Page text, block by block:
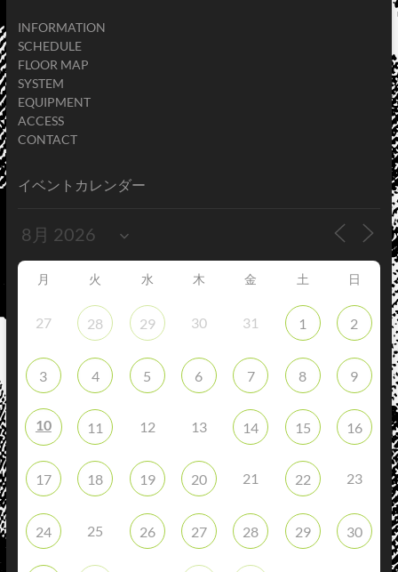
INFORMATION
SCHEDULE
FLOOR MAP
SYSTEM
EQUIPMENT
ACCESS
CONTACT
イベントカレンダー
月 火 水 木 金 土 日
27 28 29 30 31 1 2
3 4 5 6 7 8 9
10 11 12 13 14 15 16
17 18 19 20 21 22 23
24 25 26 27 28 29 30